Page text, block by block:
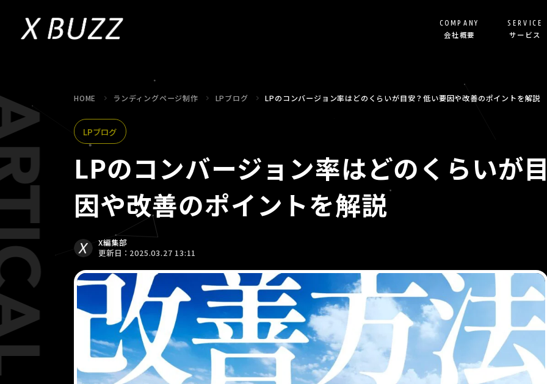
COMPANY
会社概要
SERVICE
サービス
ランディングページ制作
オウンドメディア立ち
その他サービス
HOME ランディングページ制作 LPブログ LPのコンバージョン率はどのくらいが目安？低い要因や改善のポイントを解説
LPブログ
LPのコンバージョン率はどのくらいが
因や改善のポイントを解説
X編集部
更新日：2025.03.27 13:11